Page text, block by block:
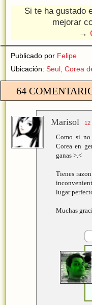
Si te ha gustado
mejorar
→
Publicado por Felipe
Ubicación: Seul, Corea
64
Marisol 12
Como si
Corea en
ganas >.<
Tienes
lugar
Muchas